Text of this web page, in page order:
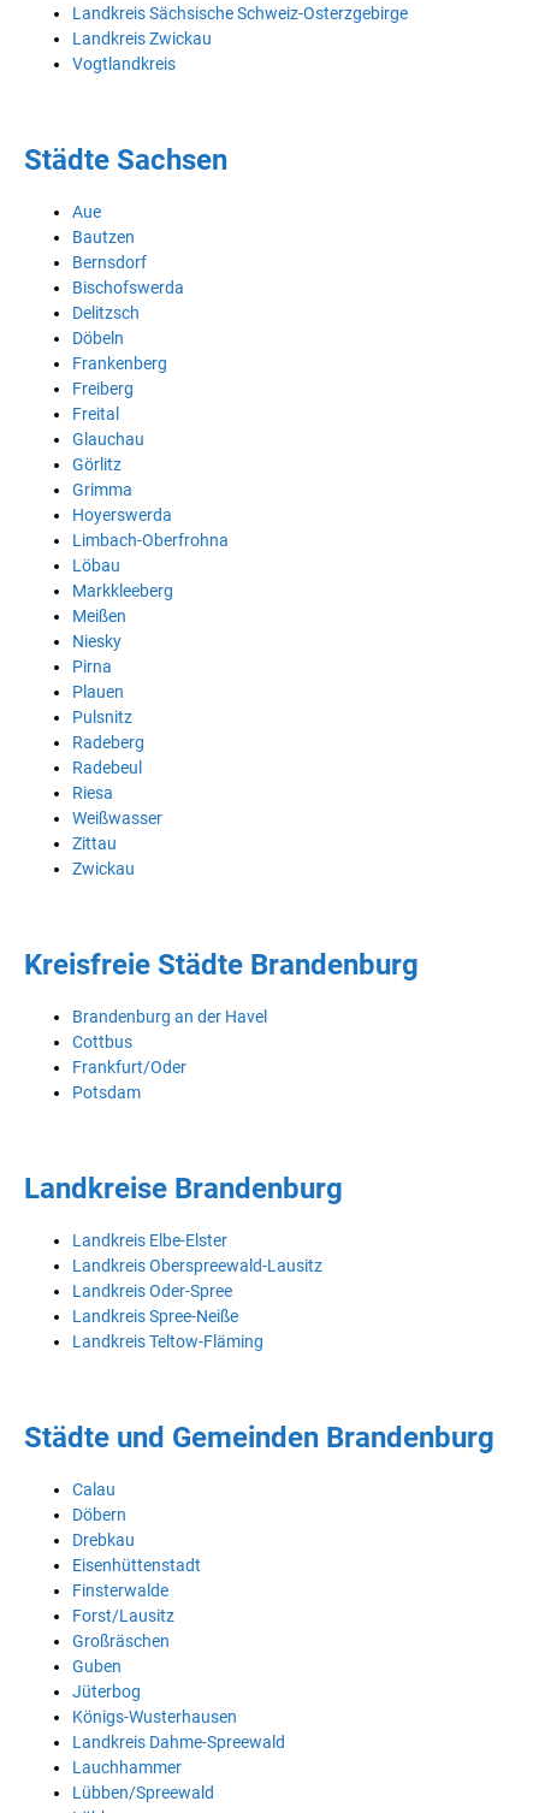
Landkreis Sächsische Schweiz-Osterzgebirge
Landkreis Zwickau
Vogtlandkreis
Städte Sachsen
Aue
Bautzen
Bernsdorf
Bischofswerda
Delitzsch
Döbeln
Frankenberg
Freiberg
Freital
Glauchau
Görlitz
Grimma
Hoyerswerda
Limbach-Oberfrohna
Löbau
Markkleeberg
Meißen
Niesky
Pirna
Plauen
Pulsnitz
Radeberg
Radebeul
Riesa
Weißwasser
Zittau
Zwickau
Kreisfreie Städte Brandenburg
Brandenburg an der Havel
Cottbus
Frankfurt/Oder
Potsdam
Landkreise Brandenburg
Landkreis Elbe-Elster
Landkreis Oberspreewald-Lausitz
Landkreis Oder-Spree
Landkreis Spree-Neiße
Landkreis Teltow-Fläming
Städte und Gemeinden Brandenburg
Calau
Döbern
Drebkau
Eisenhüttenstadt
Finsterwalde
Forst/Lausitz
Großräschen
Guben
Jüterbog
Königs-Wusterhausen
Landkreis Dahme-Spreewald
Lauchhammer
Lübben/Spreewald